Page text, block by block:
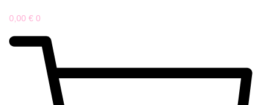
0,00 € 0